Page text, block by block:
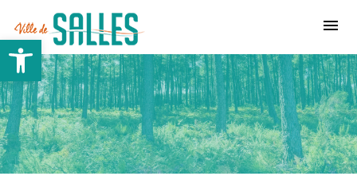
Ouvrir la barre d’outils